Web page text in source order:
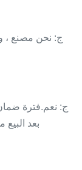
ج: نحن مصنع ،
ج: نعم.فترة
بعد